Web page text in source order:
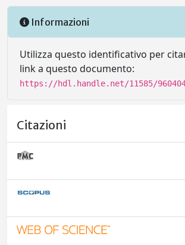
Informazioni
Utilizza questo identificativo per
link a questo documento:
https://hdl.handle.net/11585/
Citazioni